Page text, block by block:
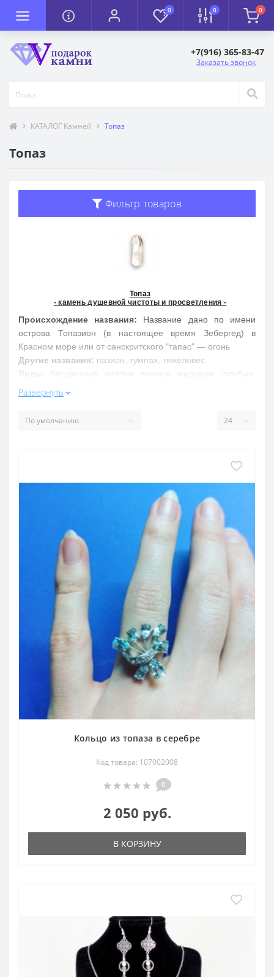
0 0 0
+7(916) 365-83-47
Заказать звонок
КАТАЛОГ Камней Топаз
Топаз
Фильтр товаров
Топаз
- камень душевной чистоты и просветления -
Происхождение названия:
Название дано по имени
острова Топазион (в настоящее время Зебергед) в
Красном море или от санскритского "тапас" — огонь
Другие названия: пазион, тумпах, тяжеловес
Виды:
розовые, фиолетовые, зеленые с эффектом кошачьего
глаза. Твердые включения – флюорит, турмалин
Свойства обобщенно:
расстройства, астму, бессонницу, хронические
заболевания, позвоночник, поясницу
В старину золотистый топаз почитали как талисман,
освобождающий от буйных и опасных страстей,
рождающих в человеке безмятежное наслаждение
жизнью, отгоняющий гнев и неверность. По
средневековой символике топаз означал "благоразумие и
добрые дела". Считалось, что топаз помогает излечить
заболевания крови, в частности анемию, а также
тонзиллит, заболевания костей, суставов и надкостницы,
хроническую желтуху, гормональные расстройства,
болезни желез внутренней секреции, улучшает течение
хронических заболеваний. По световому излучению
золотистый топаз оказывает стимулирующее действие на
регенерацию поврежденных тканей, улучшает обменные
процессы в печени, способствует лучшему опорожнению
желчного пузыря, стимулирует желудочное пищеварение
Месторождения в России: Приморье, Урал, Сибирь и
Месторождения за Рубежом
: Бразилия, Шри-Ланка,
Развернуть
Кольцо из топаза в серебре
Код товара: 107002008
0
2 050 руб.
В КОРЗИНУ